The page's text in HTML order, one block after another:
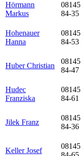
Hörmann
Markus
08145
84-35
Hohenauer
Hanna
08145
84-53
Huber Christian
08145
84-47
Hudec
Franziska
08145
84-61
Jilek Franz
08145
84-36
Keller Josef
08145